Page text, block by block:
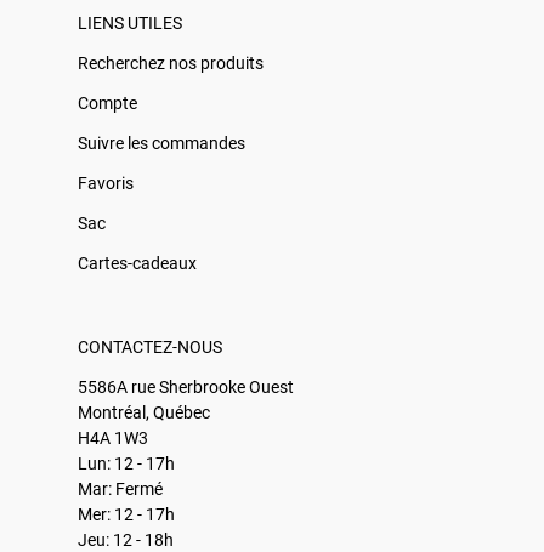
LIENS UTILES
Recherchez nos produits
Compte
Suivre les commandes
Favoris
Sac
Cartes-cadeaux
CONTACTEZ-NOUS
5586A rue Sherbrooke Ouest
Montréal, Québec
H4A 1W3
Lun: 12 - 17h
Mar: Fermé
Mer: 12 - 17h
Jeu: 12 - 18h